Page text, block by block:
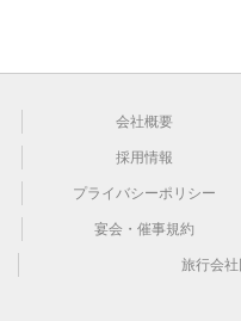
会社概要
採用情報
プライバシーポリシー
宴会・催事規約
旅行会